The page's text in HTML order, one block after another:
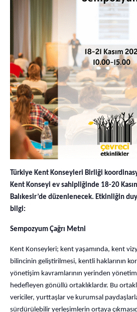
Türkiye Kent Konseyleri Birliği
Kent Konseyi ev sahipliğinde 18-20
Balıkesir’de düzenlenecek. Etkinliğin
bilgi:
Sempozyum Çağrı Metni
Kent Konseyleri; kent yaşamında, kent
bilincinin geliştirilmesi, kentli haklarının
yönetişim kavramlarının yerinden yönetim
hedefleyen gönüllü ortaklıklardır. Bu
vericiler, yurttaşlar ve kurumsal
sürdürülebilir yerleşimlerin ortaya